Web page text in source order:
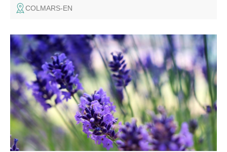
COLMARS-EN
L’association « Alambics » vous propose une
démonstration de distillation de lavande fine dans les
alambics à vapeur au cœur du jardin du musée
intercommunal de la Distillerie.